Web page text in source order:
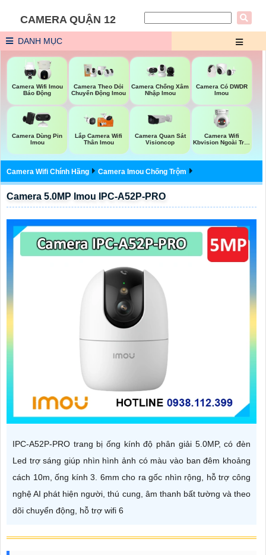
CAMERA QUẬN 12
DANH MỤC
Camera Wifi Imou
Báo Động
Camera Theo Dỏi
Chuyển Động Imou
Camera Chống Xâm
Nhập Imou
Camera Có DWDR
Imou
Camera Dùng Pin
Imou
Lắp Camera Wifi
Thân Imou
Camera Quan Sát
Visioncop
Camera Wifi
Kbvision Ngoài Trời
Camera Wifi Chính Hãng Camera Imou Chống Trộm
Camera 5.0MP Imou IPC-A52P-PRO
IPC-A52P-PRO trang bị ống kính độ phân giải 5.0MP, có đèn
Led trợ sáng giúp nhìn hình ảnh có màu vào ban đêm khoảng
cách 10m, ống kính 3. 6mm cho ra gốc nhìn rộng, hỗ trợ công
nghệ AI phát hiện người, thú cung, âm thanh bất tường và theo
dõi chuyển động, hỗ trợ wifi 6